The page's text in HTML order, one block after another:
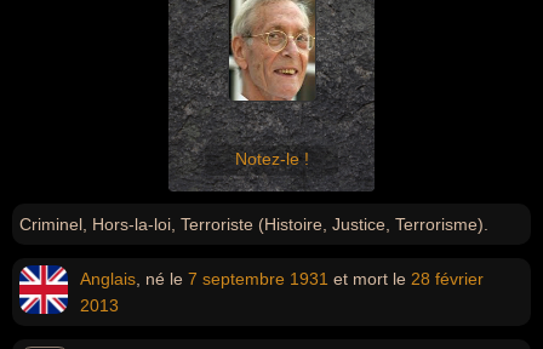
Notez-le !
Criminel, Hors-la-loi, Terroriste (Histoire, Justice, Terrorisme).
Anglais , né le 7 septembre 1931 et mort le 28 février
2013